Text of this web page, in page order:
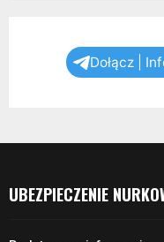
Dołącz |
UBEZPIECZENIE